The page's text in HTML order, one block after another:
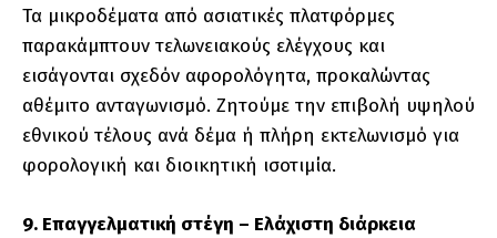
Τα μικροδέματα από ασιατικές πλατφόρμες
παρακάμπτουν τελωνειακούς ελέγχους και
εισάγονται σχεδόν αφορολόγητα, προκαλώντας
αθέμιτο ανταγωνισμό. Ζητούμε την επιβολή υψηλού
εθνικού τέλους ανά δέμα ή πλήρη εκτελωνισμό για
φορολογική και διοικητική ισοτιμία.
9. Επαγγελματική στέγη – Ελάχιστη διάρκεια